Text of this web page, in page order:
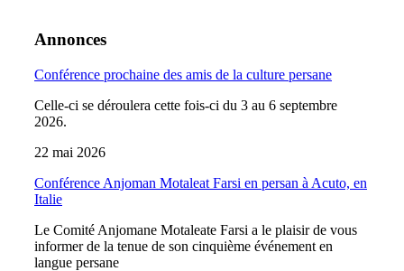
Annonces
Conférence prochaine des amis de la culture persane
Celle-ci se déroulera cette fois-ci du 3 au 6 septembre
2026.
22 mai 2026
Conférence Anjoman Motaleat Farsi en persan à Acuto, en
Italie
Le Comité Anjomane Motaleate Farsi a le plaisir de vous
informer de la tenue de son cinquième événement en
langue persane